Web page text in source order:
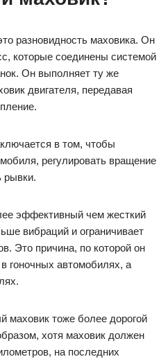
разновидность маховика. Он
которые соединены системой
Он выполняет ту же
двигателя, передавая
в том, чтобы
регулировать вращение
рывки.
эффективный чем жесткий
вибраций и ограничивает
Это причина, по которой он
гоночных автомобилях, а
маховик тоже более дорогой
хотя маховик должен
на последних